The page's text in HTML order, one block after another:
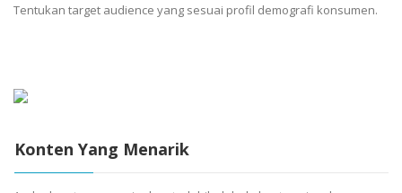
Tentukan target audience yang sesuai profil demografi konsumen.
Konten Yang Menarik